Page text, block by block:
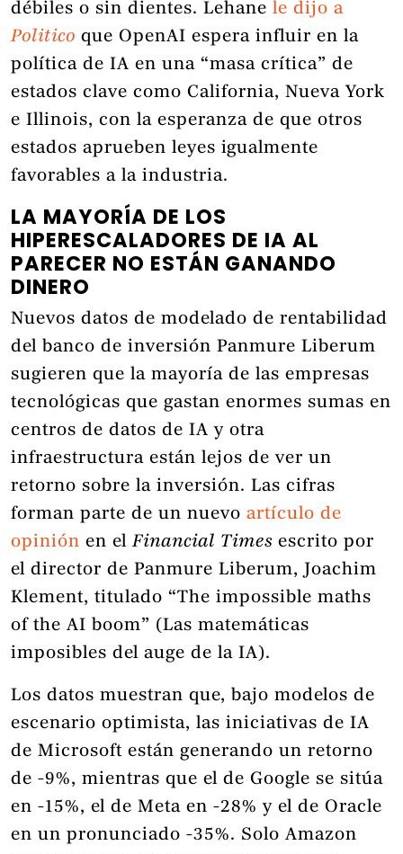
débiles o sin dientes. Lehane le dijo a
Politico que OpenAI espera influir en la
política de IA en una “masa crítica” de
estados clave como California, Nueva York
e Illinois, con la esperanza de que otros
estados aprueben leyes igualmente
favorables a la industria.
LA MAYORÍA DE LOS
HIPERESCALADORES DE IA AL
PARECER NO ESTÁN GANANDO
DINERO
Nuevos datos de modelado de rentabilidad
del banco de inversión Panmure Liberum
sugieren que la mayoría de las empresas
tecnológicas que gastan enormes sumas en
centros de datos de IA y otra
infraestructura están lejos de ver un
retorno sobre la inversión. Las cifras
forman parte de un nuevo artículo de
opinión en elFinancial Times escrito por
el director de Panmure Liberum, Joachim
Klement, titulado “The impossible maths
of the AI boom” (Las matemáticas
imposibles del auge de la IA).
Los datos muestran que, bajo modelos de
escenario optimista, las iniciativas de IA
de Microsoft están generando un retorno
de -9%, mientras que el de Google se sitúa
en -15%, el de Meta en -28% y el de Oracle
en un pronunciado -35%. Solo Amazon